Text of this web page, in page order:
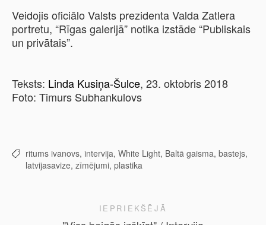
Veidojis oficiālo Valsts prezidenta Valda Zatlera
portretu, “Rīgas galerijā” notika izstāde “Publiskais
un privātais”.
Teksts: Linda Kusiņa-Šulce, 23. oktobris 2018
Foto: Timurs Subhankulovs
ritums ivanovs, intervija, White Light, Baltā gaisma, bastejs,
latvijasavize, zīmējumi, plastika
IEPRIEKŠĒJĀ